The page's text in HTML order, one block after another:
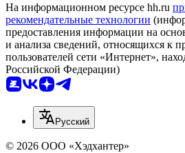
На информационном ресурсе hh.ru
рекомендательные технологии
предоставления информации на
и анализа сведений, относящихся к
пользователей сети «Интернет»,
Российской Федерации)
Русский
© 2026 ООО «Хэдхантер»